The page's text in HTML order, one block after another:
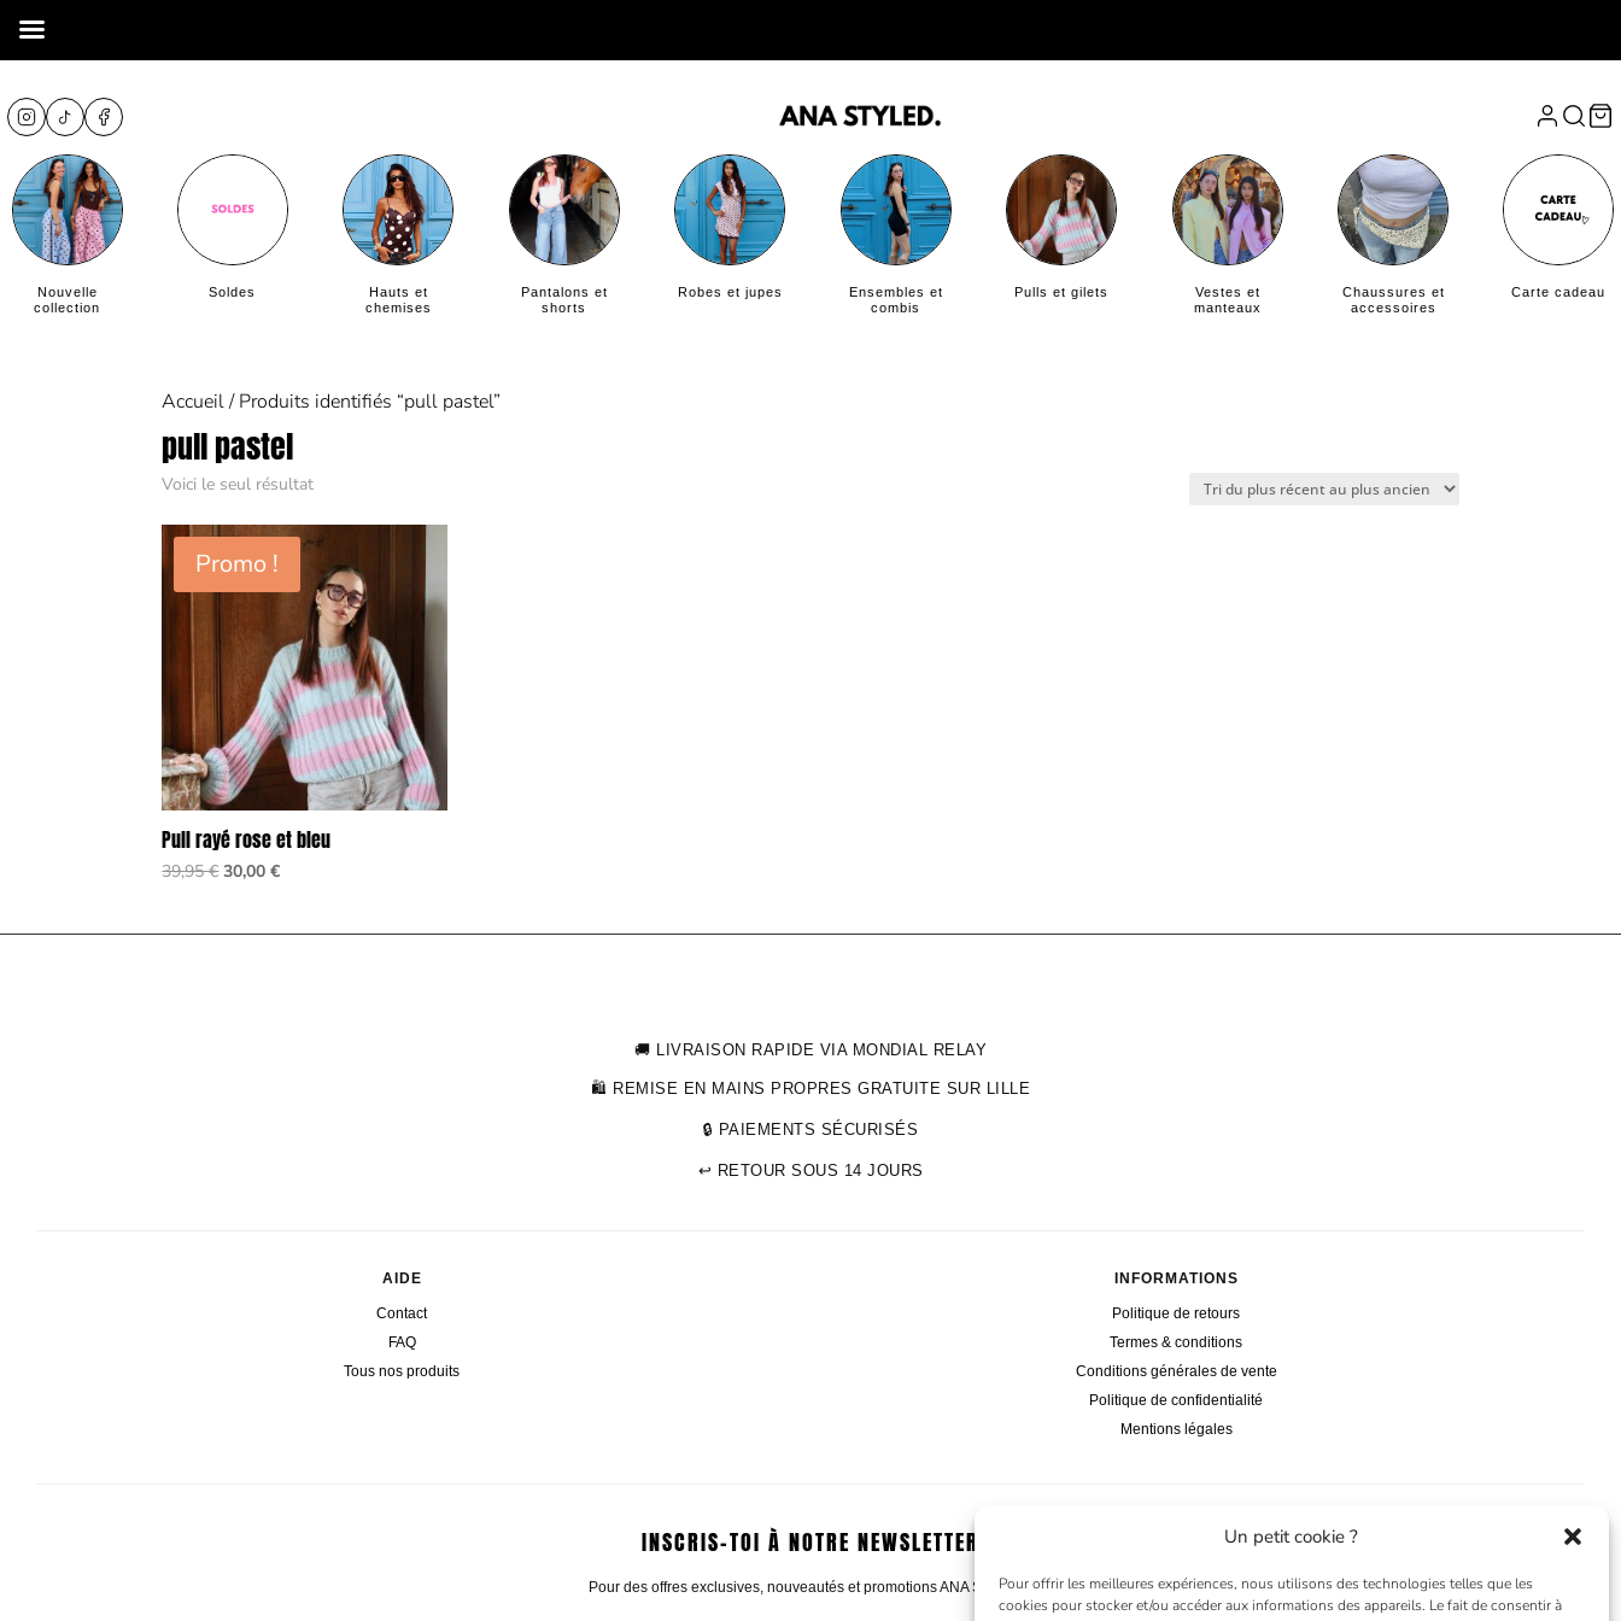
Un petit cookie ?
Pour offrir les meilleures expériences, nous utilisons des technologies telles que les
cookies pour stocker et/ou accéder aux informations des appareils. Le fait de consentir à
🌟 Nouveautés tous les mois – 🌎 Livraison
Nouvelle
collection
Soldes
Hauts et
chemises
Pantalons et
shorts
Robes et jupes
Ensembles et
combis
Pulls et gilets
Vestes et
manteaux
Chaussures et
accessoires
Carte cadeau
Accueil/ Produits identifiés “pull pastel”
pull pastel
Voici le seul résultat
Promo !
Pull rayé rose et bleu
39,95€Le
30,00€Le
🚚 LIVRAISON RAPIDE VIA MONDIAL RELAY
🛍 REMISE EN MAINS PROPRES GRATUITE SUR LILLE
🔒 PAIEMENTS SÉCURISÉS
↩ RETOUR SOUS 14 JOURS
AIDE
Contact
FAQ
Tous nos produits
INFORMATIONS
Politique de retours
Termes & conditions
Conditions générales de vente
Politique de confidentialité
Mentions légales
INSCRIS-TOI À NOTRE NEWSLETTER
Pour des offres exclusives, nouveautés et promotions ANA STYLED.